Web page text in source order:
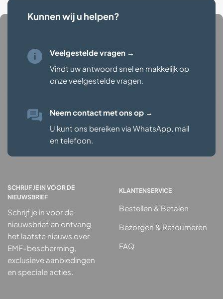
Kunnen wij u helpen?
Veelgestelde vragen →
Vindt uw antwoord snel en makkelijk op
onze veelgestelde vragen.
Neem contact met ons op →
U kunt ons bereiken via WhatsApp, mail
en telefoon.
SCHRIJF JE IN VOOR DE
NIEUWSBRIEF
Schrijf je in voor de
nieuwsbrief en ontvang
het laatste nieuws over
EMF-bescherming,
exclusieve aanbiedingen
en speciale acties.
KLANTENSERVICE
Bestellen & Betalen
Bezorgen & Retourneren
FAQ